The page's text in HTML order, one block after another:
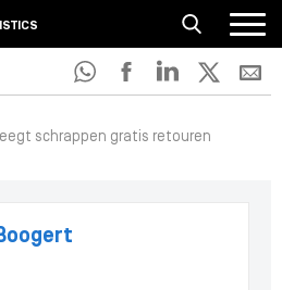
schrappen gratis retouren